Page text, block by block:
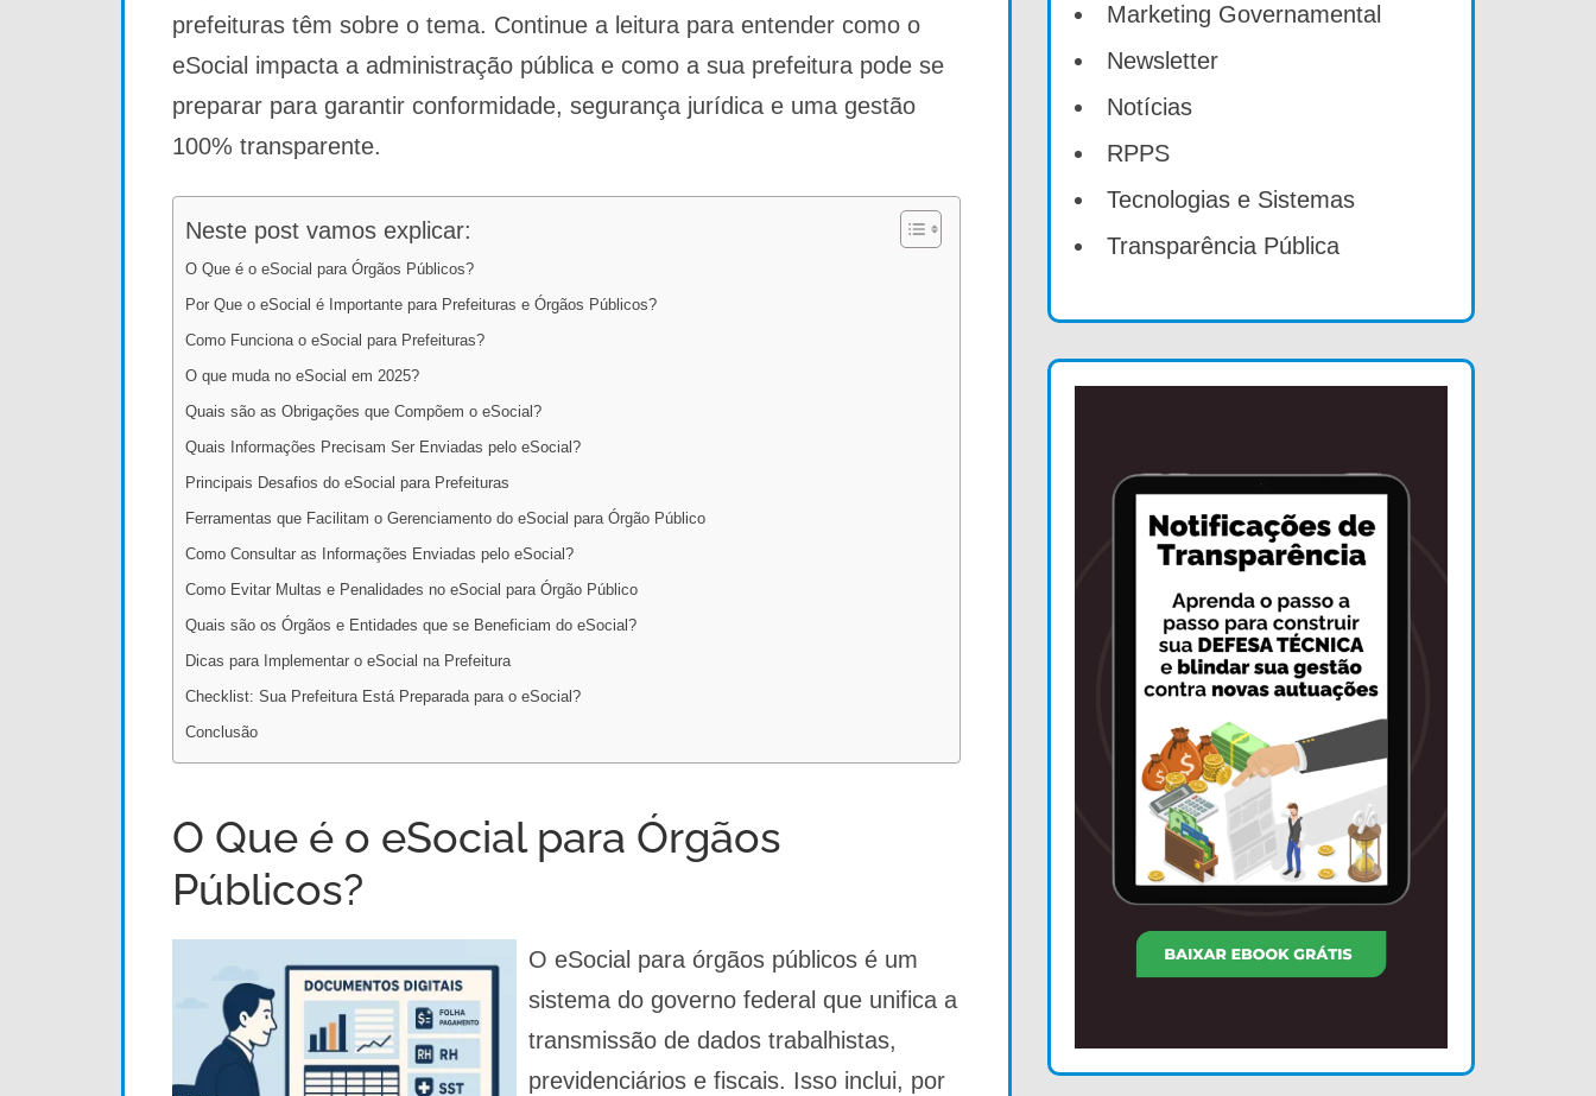
prefeituras têm sobre o tema. Continue a leitura para entender como o
eSocial impacta a administração pública e como a sua prefeitura pode se
preparar para garantir conformidade, segurança jurídica e uma gestão
100% transparente.
Neste post vamos explicar:
O Que é o eSocial para Órgãos Públicos?
Por Que o eSocial é Importante para Prefeituras e Órgãos Públicos?
Como Funciona o eSocial para Prefeituras?
O que muda no eSocial em 2025?
Quais são as Obrigações que Compõem o eSocial?
Quais Informações Precisam Ser Enviadas pelo eSocial?
Principais Desafios do eSocial para Prefeituras
Ferramentas que Facilitam o Gerenciamento do eSocial para Órgão Público
Como Consultar as Informações Enviadas pelo eSocial?
Como Evitar Multas e Penalidades no eSocial para Órgão Público
Quais são os Órgãos e Entidades que se Beneficiam do eSocial?
Dicas para Implementar o eSocial na Prefeitura
Checklist: Sua Prefeitura Está Preparada para o eSocial?
Conclusão
O Que é o eSocial para Órgãos
Públicos?
O eSocial para órgãos públicos é um
sistema do governo federal que unifica a
transmissão de dados trabalhistas,
previdenciários e fiscais. Isso inclui, por
Marketing Governamental
Newsletter
Notícias
RPPS
Tecnologias e Sistemas
Transparência Pública